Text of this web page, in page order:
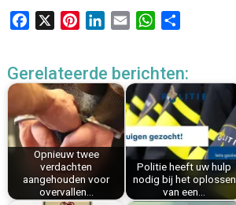
e
b
o
o
k
t
e
r
e
s
t
k
e
d
I
n
i
l
W
t
s
A
p
p
e
n
Gerelateerde berichten:
Opnieuw twee
verdachten
aangehouden voor
overvallen…
Politie heeft uw hulp
nodig bij het oplossen
van een…